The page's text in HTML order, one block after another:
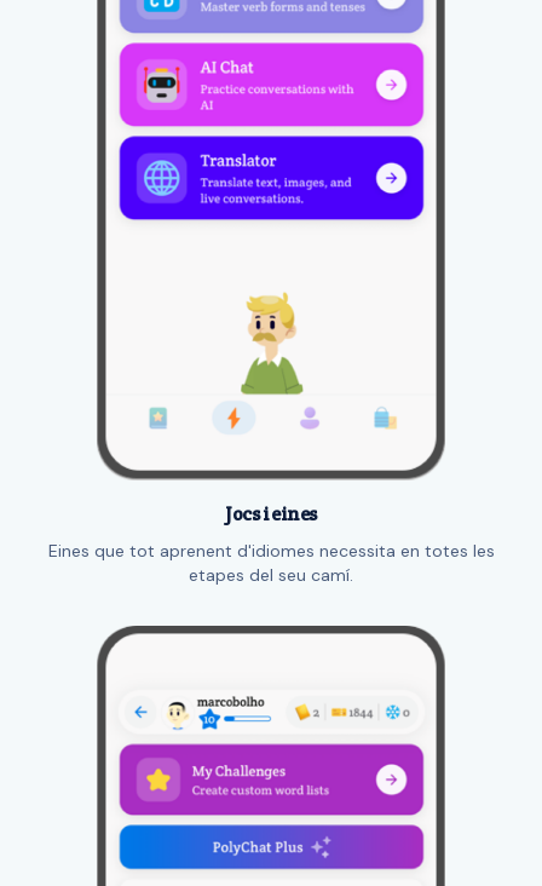
Jocs i eines
Eines que tot aprenent d'idiomes necessita en totes les
etapes del seu camí.